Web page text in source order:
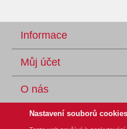
Informace
Můj účet
O nás
Nastavení souborů cookies